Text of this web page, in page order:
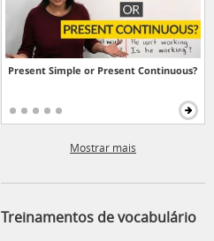
Present Simple or Present Continuous?
Mostrar mais
Treinamentos de vocabulário